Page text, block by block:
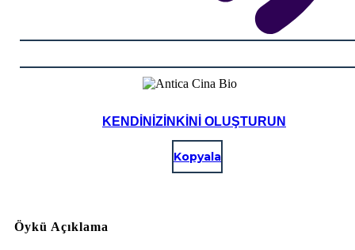
KENDINIZINKINI OLUŞTURUN
Kopyala
Öykü Açıklama